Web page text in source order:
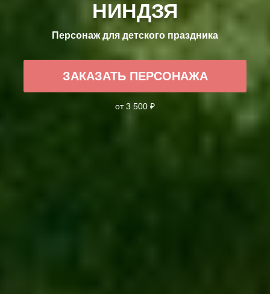
НИНДЗЯ
Персонаж для детского праздника
ЗАКАЗАТЬ ПЕРСОНАЖА
от 3 500 ₽